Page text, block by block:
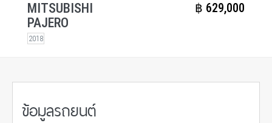
MITSUBISHI
PAJERO
2018
฿​ 629,000
ข้อมูลรถยนต์